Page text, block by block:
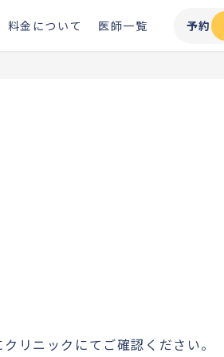
料金について 医師一覧 予約
リニックにてご確認ください。